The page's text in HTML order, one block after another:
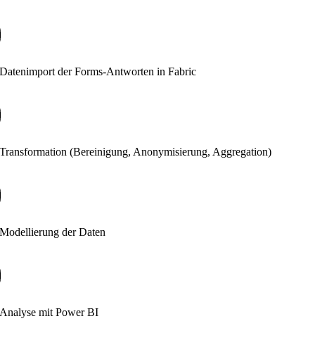
Datenimport der Forms-Antworten in Fabric
Transformation (Bereinigung, Anonymisierung, Aggregation)
Modellierung der Daten
Analyse mit Power BI